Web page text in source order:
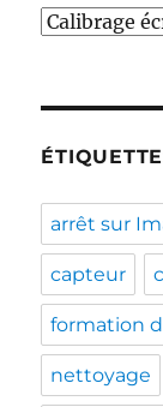
Catégories
arrêt sur
capteur
formation
nettoyage